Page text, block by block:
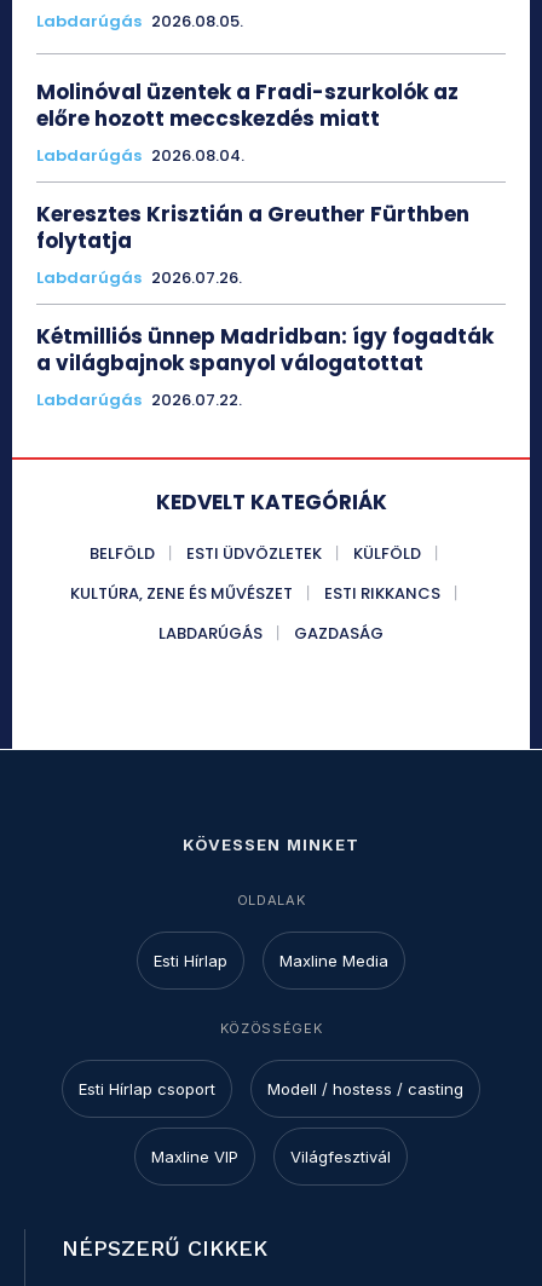
Labdarúgás 2026.08.05.
Molinóval üzentek a Fradi-szurkolók az
előre hozott meccskezdés miatt
Labdarúgás 2026.08.04.
Keresztes Krisztián a Greuther Fürthben
folytatja
Labdarúgás 2026.07.26.
Kétmilliós ünnep Madridban: így fogadták
a világbajnok spanyol válogatottat
Labdarúgás 2026.07.22.
KEDVELT KATEGÓRIÁK
BELFÖLD ESTI ÜDVÖZLETEK
KÜLFÖLD
KULTÚRA, ZENE ÉS MŰVÉSZET
ESTI RIKKANCS
LABDARÚGÁS
GAZDASÁG
KÖVESSEN MINKET
OLDALAK
Esti Hírlap Maxline Media
KÖZÖSSÉGEK
Esti Hírlap csoport Modell / hostess / casting
Maxline VIP Világfesztivál
NÉPSZERŰ CIKKEK